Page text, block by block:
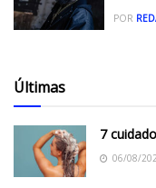
POR
Últimas
7
06/08/